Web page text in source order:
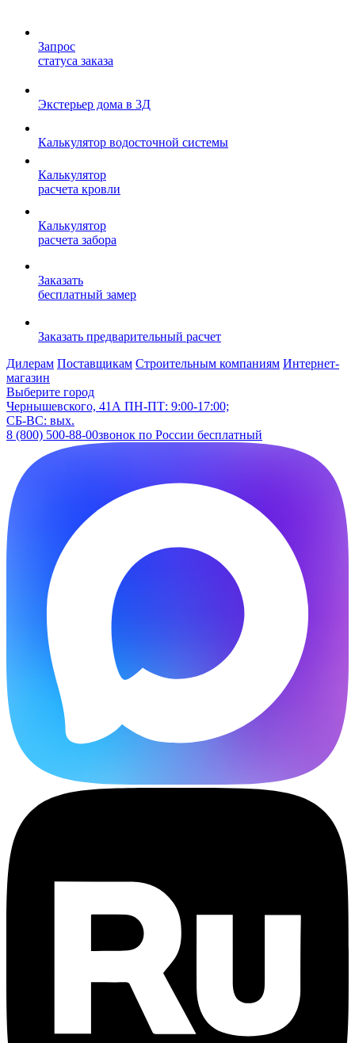
Запрос
статуса заказа
Экстерьер дома в 3Д
Калькулятор водосточной системы
Калькулятор
расчета кровли
Калькулятор
расчета забора
Заказать
бесплатный замер
Заказать предварительный расчет
Дилерам Поставщикам Строительным компаниям Интернет-
магазин
Выберите город
Чернышевского, 41А ПН-ПТ: 9:00-17:00;
СБ-ВС: вых.
8 (800) 500-88-00звонок по России бесплатный